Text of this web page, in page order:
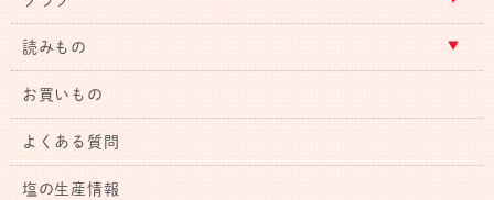
読みもの
お買いもの
よくある質問
塩の生産情報